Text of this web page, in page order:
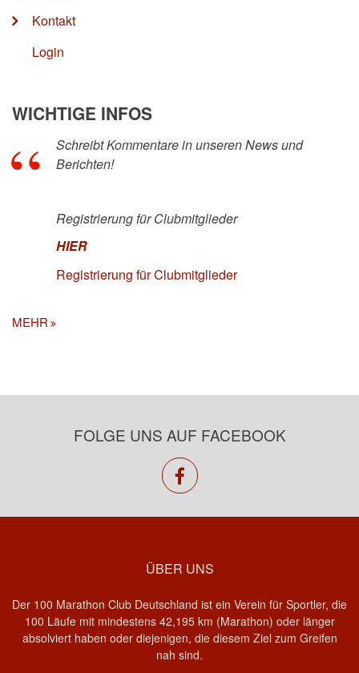
Kontakt
Login
WICHTIGE INFOS
Schreibt Kommentare in unseren News und
Berichten!
Registrierung für Clubmitglieder
HIER
Registrierung für Clubmitglieder
MEHR
FOLGE UNS AUF FACEBOOK
facebook
ÜBER UNS
Der 100 Marathon Club Deutschland ist ein Verein für Sportler, die
100 Läufe mit mindestens 42,195 km (Marathon) oder länger
absolviert haben oder diejenigen, die diesem Ziel zum Greifen
nah sind.